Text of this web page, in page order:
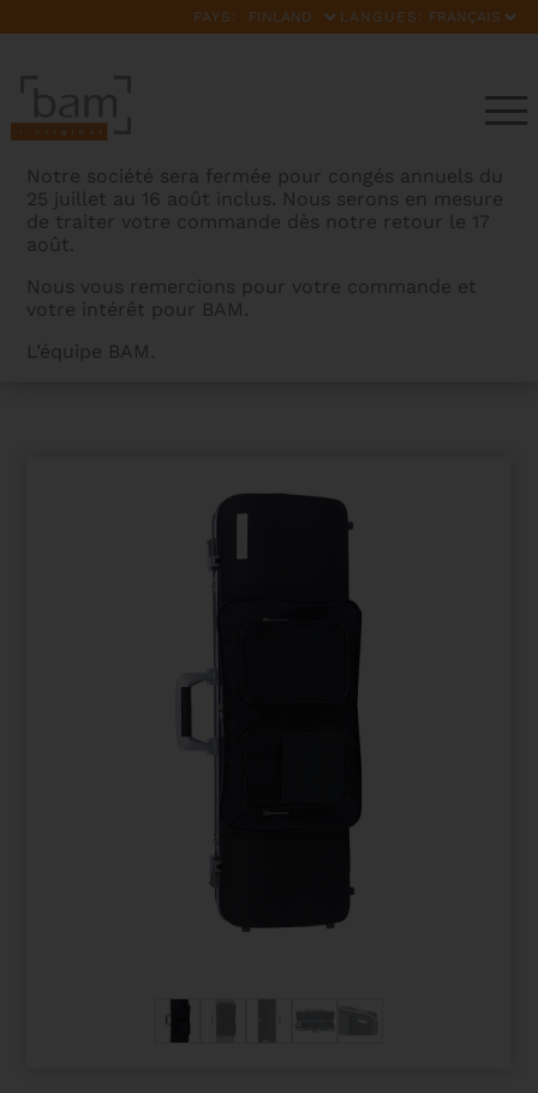
PAYS: LANGUES:
Notre société sera fermée pour congés annuels du
25 juillet au 16 août inclus. Nous serons en mesure
de traiter votre commande dès notre retour le 17
août.
Nous vous remercions pour votre commande et
votre intérêt pour BAM.
L’équipe BAM.
RECTANGULAIRE AVEC POCHE PANTHER